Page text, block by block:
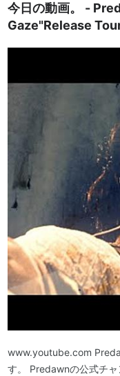
今日の動画。 -
Gaze"Release
www.youtube.com
す。 Predawnの公式チ